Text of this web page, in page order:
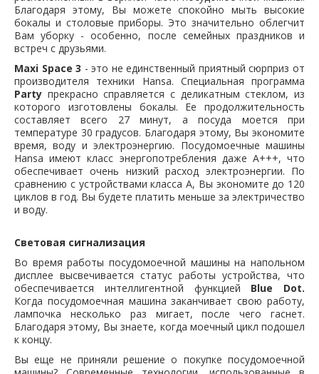
Благодаря этому, Вы можете спокойно мыть высокие
бокалы и столовые приборы. Это значительно облегчит
Вам уборку - особенно, после семейных праздников и
встреч с друзьями.
Maxi Space 3 - это не единственный приятный сюрприз от
производителя техники Hansa. Специальная программа
Party прекрасно справляется с деликатным стеклом, из
которого изготовлены бокалы. Ее продолжительность
составляет всего 27 минут, а посуда моется при
температуре 30 градусов. Благодаря этому, Вы экономите
время, воду и электроэнергию. Посудомоечные машины
Hansa имеют класс энергопотребления даже A+++, что
обеспечивает очень низкий расход электроэнергии. По
сравнению с устройствами класса A, Вы экономите до 120
циклов в год. Вы будете платить меньше за электричество
и воду.
Световая сигнализация
Во время работы посудомоечной машины на напольном
дисплее высвечивается статус работы устройства, что
обеспечивается интеллигентной функцией Blue Dot.
Когда посудомоечная машина заканчивает свою работу,
лампочка несколько раз мигает, после чего гаснет.
Благодаря этому, Вы знаете, когда моечный цикл подошел
к концу.
Вы еще не приняли решение о покупке посудомоечной